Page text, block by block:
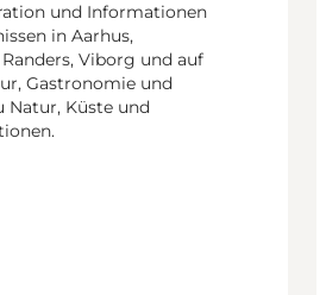
und Informationen
in Aarhus,
Viborg und auf
Gastronomie und
Natur, Küste und